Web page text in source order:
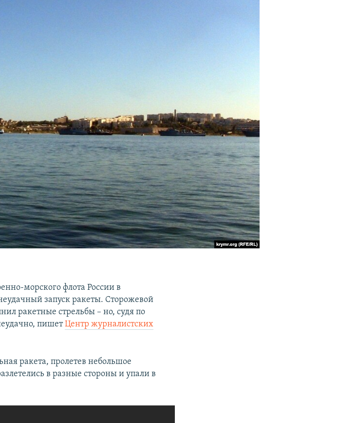
морского флота России в
запуск ракеты. Сторожевой
ракетные стрельбы – но, судя по
пишетЦентр журналистских
ракета, пролетев небольшое
в разные стороны и упали в